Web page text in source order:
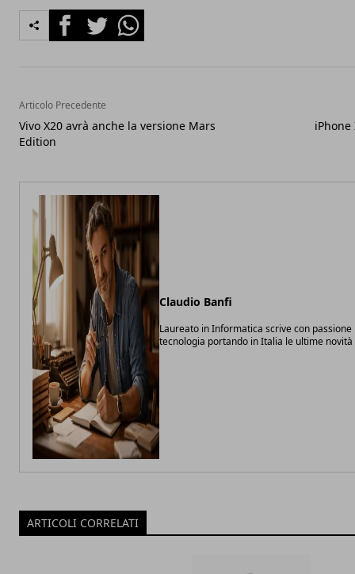
FacebookTwitterWhatsapp
Articolo Precedente
Vivo X20 avrà anche la versione Mars
Edition
iPhone
Claudio Banfi
Laureato in Informatica scrive con
tecnologia portando in Italia le ultime novità
ARTICOLI CORRELATI